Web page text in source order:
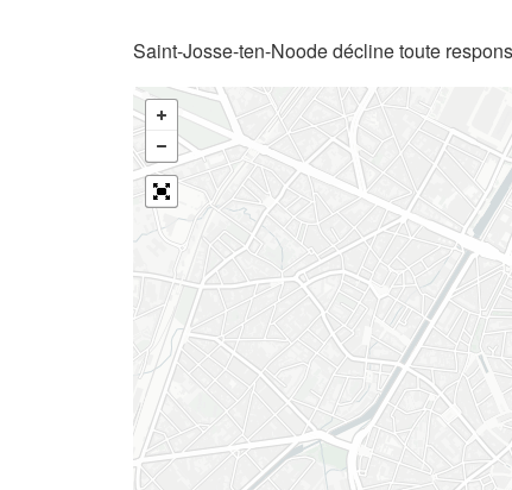
Saint-Josse-ten-Noode décline toute